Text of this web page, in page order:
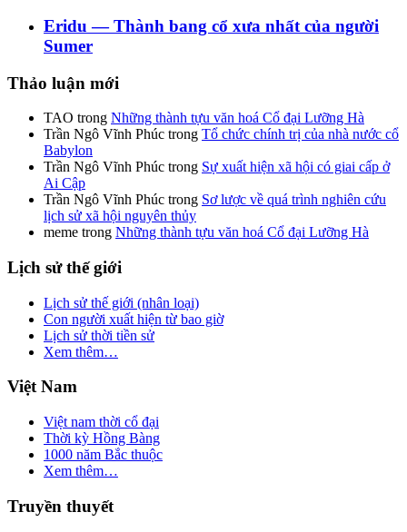
Eridu — Thành bang cổ xưa nhất của người
Sumer
Thảo luận mới
TAO trong Những thành tựu văn hoá Cổ đại Lưỡng Hà
Trần Ngô Vĩnh Phúc trong Tổ chức chính trị của nhà nước cổ
Babylon
Trần Ngô Vĩnh Phúc trong Sự xuất hiện xã hội có giai cấp ở
Ai Cập
Trần Ngô Vĩnh Phúc trong Sơ lược về quá trình nghiên cứu
lịch sử xã hội nguyên thủy
meme trong Những thành tựu văn hoá Cổ đại Lưỡng Hà
Lịch sử thế giới
Lịch sử thế giới (nhân loại)
Con người xuất hiện từ bao giờ
Lịch sử thời tiền sử
Xem thêm…
Việt Nam
Việt nam thời cổ đại
Thời kỳ Hồng Bàng
1000 năm Bắc thuộc
Xem thêm…
Truyền thuyết